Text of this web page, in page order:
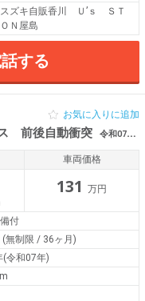
スズキ自販香川 Ｕ’ｓ ＳＴ
Ｎ屋島
する
前後自動衝突 令和07年（2025年） 0.2万km 香川県高松市
お気に入りに追加
車両価格
131 万円
付
(無制限 / 36ヶ月)
(令和07年)